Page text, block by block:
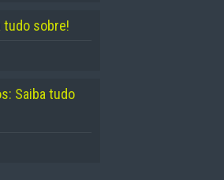
tudo sobre!
Saiba tudo